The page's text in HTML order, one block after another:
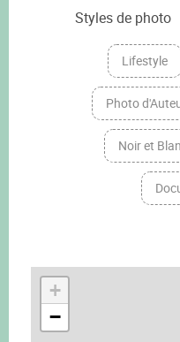
Styles de photo
Lifestyle
Photo
Noir et
+
−